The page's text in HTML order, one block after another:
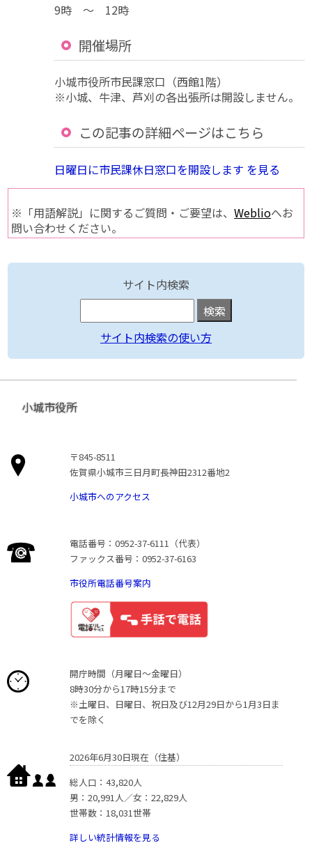
9時 ～ 12時
開催場所
小城市役所市民課窓口（西館1階）
※小城、牛津、芦刈の各出張所は開設しません。
この記事の詳細ページはこちら
日曜日に市民課休日窓口を開設します を見る
※「用語解説」に関するご質問・ご要望は、Weblioへお
問い合わせください。
サイト内検索
サイト内検索の使い方
小城市役所
〒845-8511
佐賀県小城市三日月町長神田2312番地2
小城市へのアクセス
電話番号：0952-37-6111（代表）
ファックス番号：0952-37-6163
市役所電話番号案内
開庁時間（月曜日〜金曜日）
8時30分から17時15分まで
※土曜日、日曜日、祝日及び12月29日から1月3日ま
でを除く
2026年6月30日現在（住基）
総人口：43,820人
男：20,991人／女：22,829人
世帯数：18,031世帯
詳しい統計情報を見る